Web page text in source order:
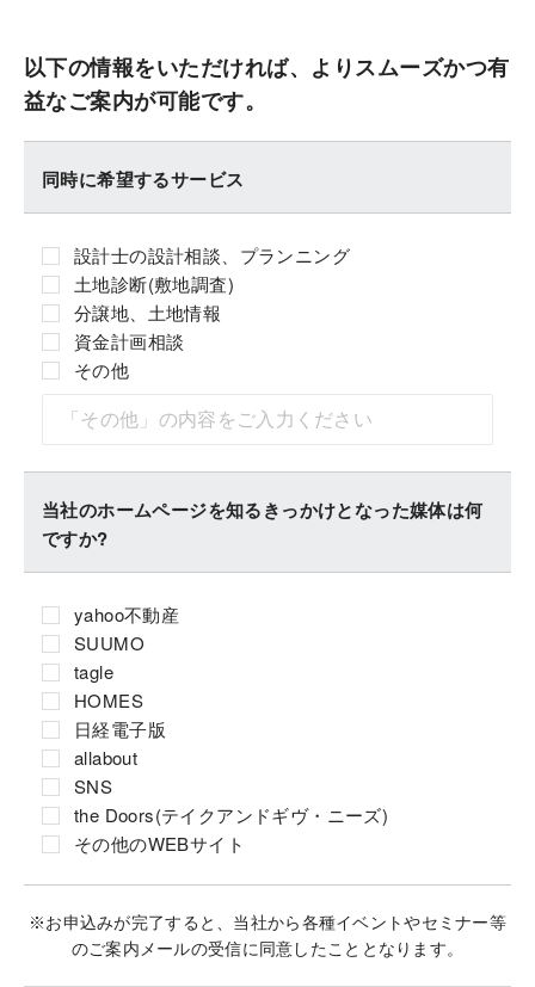
以下の情報をいただければ、よりスムーズかつ有
益なご案内が可能です。
同時に希望するサービス
設計士の設計相談、プランニング
土地診断(敷地調査)
分譲地、土地情報
資金計画相談
その他
当社のホームページを知るきっかけとなった媒体は何
ですか?
yahoo不動産
SUUMO
tagle
HOMES
日経電子版
allabout
SNS
the Doors(テイクアンドギヴ・ニーズ)
その他のWEBサイト
※お申込みが完了すると、当社から各種イベントやセミナー等
のご案内メールの受信に同意したこととなります。